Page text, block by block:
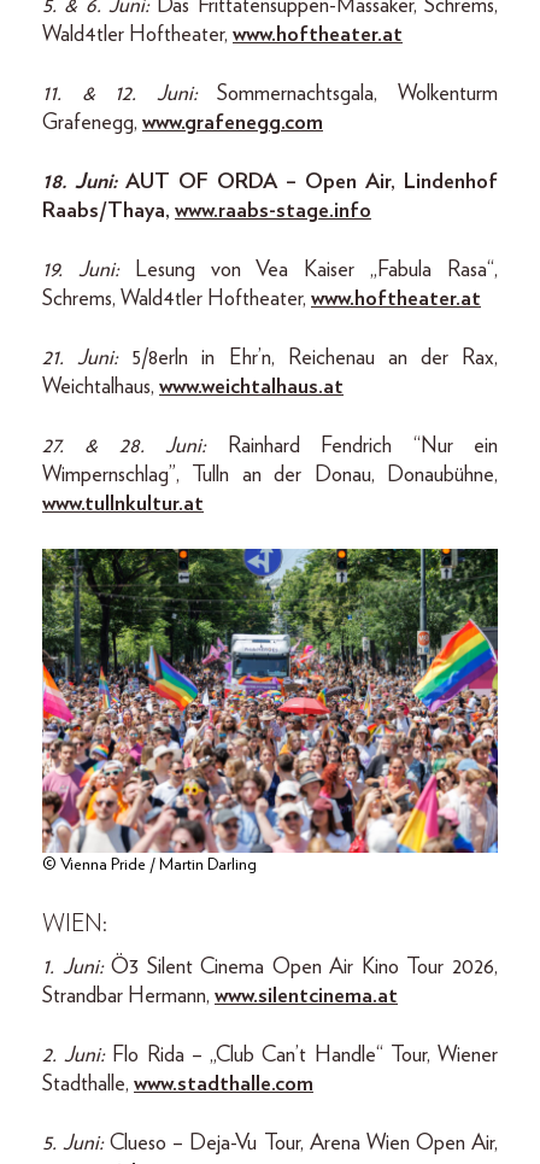
5. & 6. Juni: Das Frittatensuppen-Massaker, Schrems,
Wald4tler Hoftheater, www.hoftheater.at
11. & 12. Juni:Sommernachtsgala, Wolkenturm
Grafenegg, www.grafenegg.com
18. Juni:AUT OF ORDA – Open Air, Lindenhof
Raabs/Thaya, www.raabs-stage.info
19. Juni:
Lesung von Vea Kaiser „Fabula Rasa“,
Schrems, Wald4tler Hoftheater, www.hoftheater.at
21. Juni: 5/8erln in Ehr’n, Reichenau an der Rax,
Weichtalhaus, www.weichtalhaus.at
27. & 28. Juni:
Rainhard Fendrich “Nur ein
Wimpernschlag”, Tulln an der Donau, Donaubühne,
www.tullnkultur.at
© Vienna Pride / Martin Darling
WIEN:
1. Juni:Ö3 Silent Cinema Open Air Kino Tour 2026,
Strandbar Hermann, www.silentcinema.at
2. Juni: Flo Rida – „Club Can’t Handle“ Tour, Wiener
Stadthalle, www.stadthalle.com
5. Juni:Clueso – Deja-Vu Tour, Arena Wien Open Air,